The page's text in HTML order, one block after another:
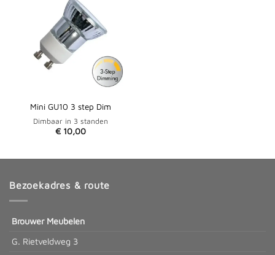
Mini GU10 3 step Dim
Dimbaar in 3 standen
€10,00
Bezoekadres & route
Brouwer Meubelen
G. Rietveldweg 3